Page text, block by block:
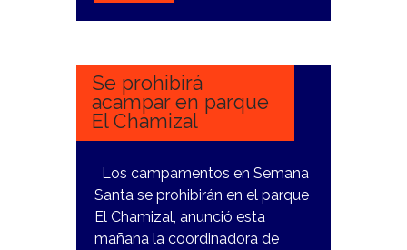
20
Se prohibirá
acampar en parque
El Chamizal
Los campamentos en Semana
Santa se prohibirán en el parque
El Chamizal, anunció esta
mañana la coordinadora de